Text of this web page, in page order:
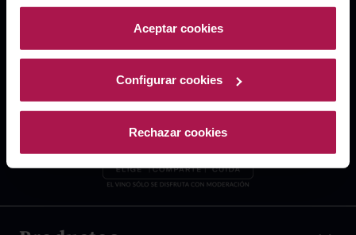
acceda a nuestra Política de Cookies.Para más
información acceda a nuestraPolítica de Cookies
Aceptar cookies
Configurar cookies
Rechazar cookies